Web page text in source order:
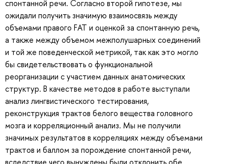
спонтанной речи. Согласно второй гипотезе, мы
ожидали получить значимую взаимосвязь между
объемами правого FAT и оценкой за спонтанную речь,
а также между объемом межполушарных соединений
и той же поведенческой метрикой, так как это могло
бы свидетельствовать о функциональной
реорганизации с участием данных анатомических
структур. В качестве методов в работе выступали
анализ лингвистического тестирования,
реконструкция трактов белого вещества головного
мозга и корреляционный анализ. Мы не получили
значимых результатов в корреляциях между объемами
трактов и баллом за порождение спонтанной речи,
вследствие чего вынуждены были отклонить обе